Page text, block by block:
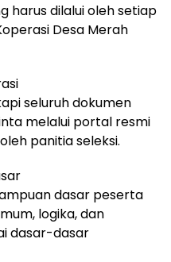
harus dilalui oleh setiap
Desa Merah
seluruh dokumen
melalui portal resmi
panitia seleksi.
dasar peserta
logika, dan
dasar-dasar